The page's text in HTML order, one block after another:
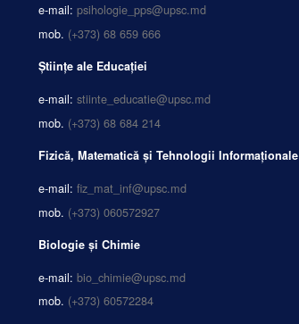
e-mail: psihologie_pps@upsc.md
mob. (+373) 68 659 666
Științe ale Educației
e-mail: stiinte_educatie@upsc.md
mob. (+373) 68 684 214
Fizică, Matematică și Tehnologii Informaționale
e-mail: fiz_mat_inf@upsc.md
mob. (+373) 060572927
Biologie și Chimie
e-mail: bio_chimie@upsc.md
mob. (+373) 60572284